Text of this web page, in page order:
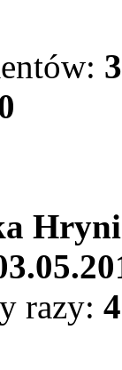
razy: